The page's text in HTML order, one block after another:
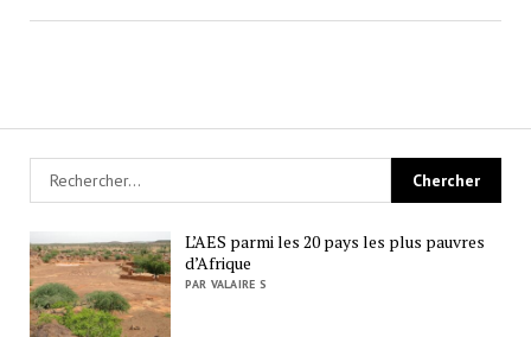
L’AES parmi les 20 pays les plus pauvres
d’Afrique
PAR VALAIRE S